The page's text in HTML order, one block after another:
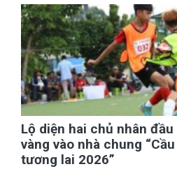
Lộ diện hai chủ nhân
vàng vào nhà chung
tương lai 2026”